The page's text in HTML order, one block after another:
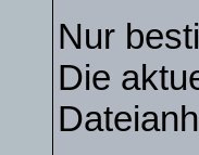
Nur
Die